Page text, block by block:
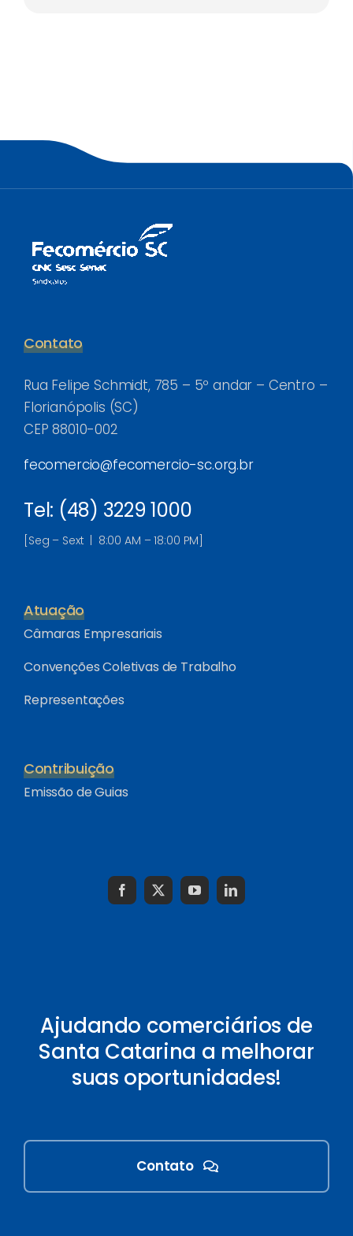
Contato
Rua Felipe Schmidt, 785 – 5º andar – Centro –
Florianópolis (SC)
CEP 88010-002
fecomercio@fecomercio-sc.org.br
Tel: (48) 3229 1000
[Seg – Sext | 8:00 AM – 18:00 PM]
Atuação
Câmaras Empresariais
Convenções Coletivas de Trabalho
Representações
Contribuição
Emissão de Guias
Ajudando comerciários de
Santa Catarina a melhorar
suas oportunidades!
Contato